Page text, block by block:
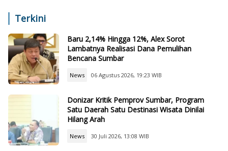
Terkini
Baru 2,14% Hingga 12%, Alex Sorot
Lambatnya Realisasi Dana Pemulihan
Bencana Sumbar
News 06 Agustus 2026, 19:23 WIB
Donizar Kritik Pemprov Sumbar, Program
Satu Daerah Satu Destinasi Wisata Dinilai
Hilang Arah
News 30 Juli 2026, 13:08 WIB